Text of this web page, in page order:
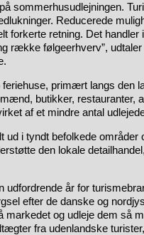
sommerhusudlejningen.
Reducerede
forkerte retning. Det
række følgeerhverv”,
primært langs den
butikker, restauranter,
af et mindre antal
ud i tyndt befolkede
den lokale
udfordrende år for
efter de danske og
markedet og udleje dem så
fra udenlandske